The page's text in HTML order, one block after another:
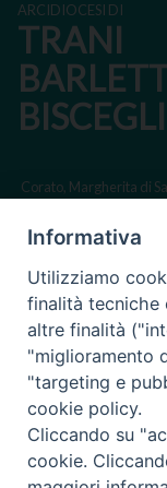
ARCIDIOCESI DI
TRANI
Corato, Margherita di
Regione ecclesiastica
Via Beltrani, 9
76125 Trani BT
Centralino Tel. 0883
Cancelleria Tel. 0883
Informativa
Utilizziamo
finalità tecniche
altre finalità
"miglioramento
"targeting e
cookie policy.
Cliccando su
cookie.